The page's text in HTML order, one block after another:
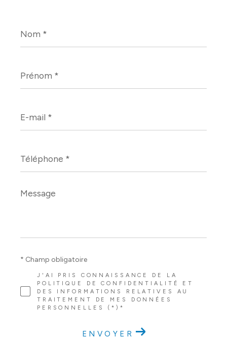
*
*
mail
*
*
Message
*
J'AI PRIS CONNAISSANCE DE LA
POLITIQUE DE CONFIDENTIALITÉ ET
DES INFORMATIONS RELATIVES AU
TRAITEMENT DE MES DONNÉES
PERSONNELLES (*)*
* Champ obligatoire
ENVOYER